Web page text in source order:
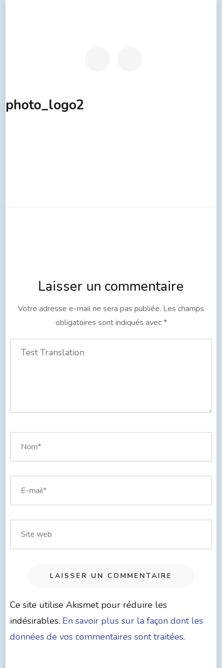
photo_logo2
Laisser un commentaire
Votre adresse e-mail ne sera pas publiée. Les champs
obligatoires sont indiqués avec*
Ce site utilise Akismet pour réduire les
indésirables. En savoir plus sur la façon dont les
données de vos commentaires sont traitées.